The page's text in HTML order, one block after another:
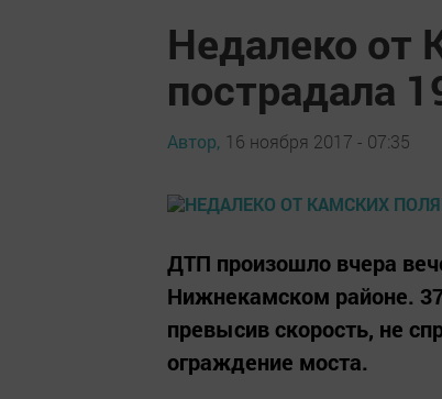
Недалеко от
пострадала
Автор, 16 ноября 2017 - 07:35
ДТП произошло вчера
Нижнекамском районе.
превысив скорость, не
ограждение моста.